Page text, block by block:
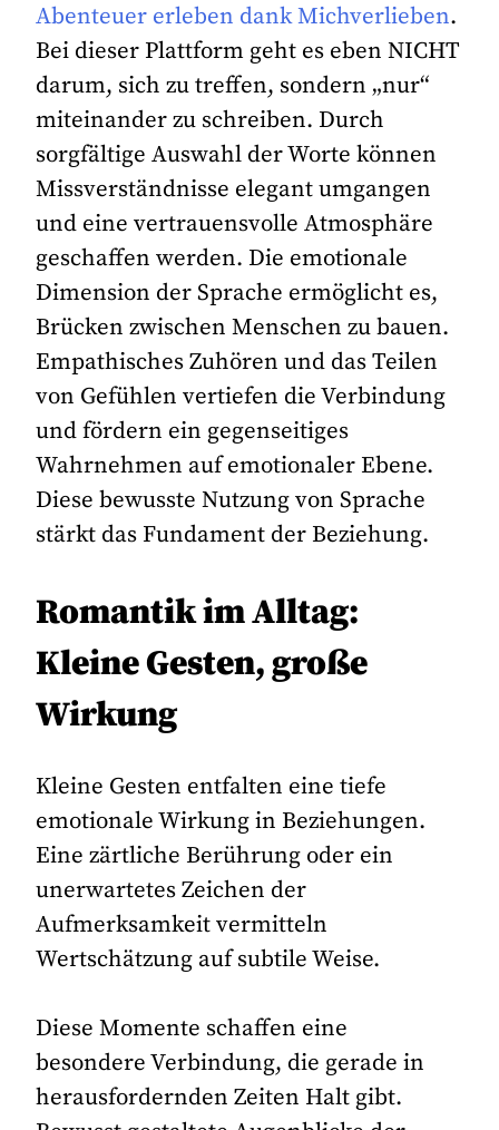
Abenteuer erleben dank Michverlieben.
Bei dieser Plattform geht es eben NICHT
darum, sich zu treffen, sondern „nur“
miteinander zu schreiben. Durch
sorgfältige Auswahl der Worte können
Missverständnisse elegant umgangen
und eine vertrauensvolle Atmosphäre
geschaffen werden. Die emotionale
Dimension der Sprache ermöglicht es,
Brücken zwischen Menschen zu bauen.
Empathisches Zuhören und das Teilen
von Gefühlen vertiefen die Verbindung
und fördern ein gegenseitiges
Wahrnehmen auf emotionaler Ebene.
Diese bewusste Nutzung von Sprache
stärkt das Fundament der Beziehung.
Romantik im Alltag:
Kleine Gesten, große
Wirkung
Kleine Gesten entfalten eine tiefe
emotionale Wirkung in Beziehungen.
Eine zärtliche Berührung oder ein
unerwartetes Zeichen der
Aufmerksamkeit vermitteln
Wertschätzung auf subtile Weise.
Diese Momente schaffen eine
besondere Verbindung, die gerade in
herausfordernden Zeiten Halt gibt.